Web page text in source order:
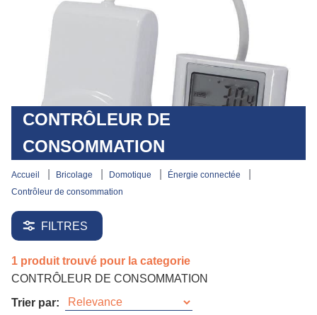
CONTRÔLEUR DE
CONSOMMATION
accueil bricolage domotique
énergie connectée
contrôleur de consommation
FILTRES
1 produit trouvé pour la categorie
CONTRÔLEUR DE CONSOMMATION
Trier par: